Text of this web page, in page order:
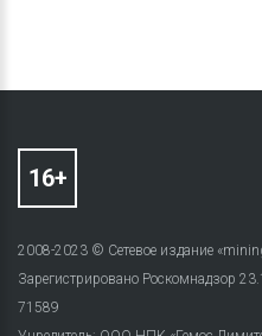
2008-2023 © Сетевое издание
Зарегистрировано Роскомнадзор
71589